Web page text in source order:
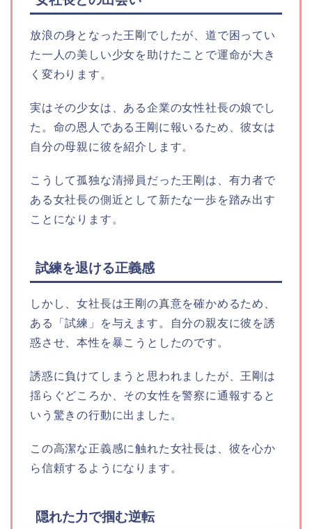
放浪の身となった王剛でしたが、道で困ってい
た一人の美しい少女を助けたことで運命が大き
く変わります。
実はその少女は、ある企業の女性社長の娘でし
た。命の恩人である王剛に報いるため、彼女は
自分の母親に彼を紹介します。
こうして孤独な清掃員だった王剛は、有力者で
ある女社長の側近として新たな一歩を踏み出す
ことになります。
試練を退ける正義感
しかし、女社長は王剛の真意を確かめるため、
ある「試練」を与えます。自分の親友に彼を誘
惑させ、本性を暴こうとしたのです。
誘惑に負けてしまうと思われましたが、王剛は
揺らぐどころか、その女性を警察に通報すると
いう驚きの行動に出ました。
この高潔な正義感に触れた女社長は、彼を心か
ら信頼するようになります。
隠れた力で掴む逆転